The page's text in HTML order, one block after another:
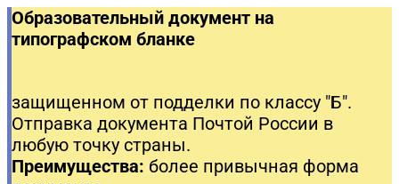
Образовательный документ на
типографском бланке
защищенном от подделки по классу "Б".
Отправка документа Почтой России в
любую точку страны.
Преимущества: более привычная форма